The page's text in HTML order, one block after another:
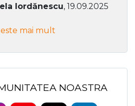
Iordănescu, 19.09.2025
mai mult
NOASTRA